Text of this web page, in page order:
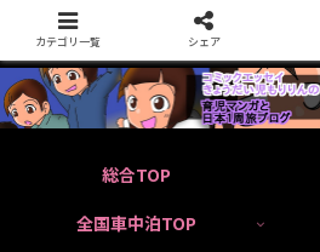
総合TOP
全国車中泊TOP
カテゴリ一覧 シェア